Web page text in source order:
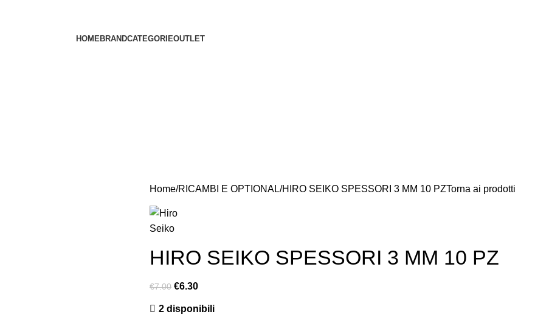
HOMEBRANDCATEGORIEOUTLET
Home RICAMBI E OPTIONAL HIRO SEIKO SPESSORI 3 MM 10 PZTorna ai prodotti
HIRO SEIKO SPESSORI 3 MM 10 PZ
€7.00 €6.30
2 disponibili